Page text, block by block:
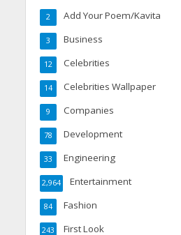
Add Your Poem/Kavita
2
Business
3
Celebrities
12
Celebrities Wallpaper
14
Companies
9
Development
78
Engineering
33
Entertainment
2,964
Fashion
84
First Look
243